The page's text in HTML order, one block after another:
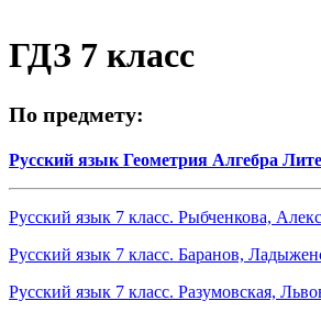
ГДЗ 7 класс
По предмету:
Русский язык Геометрия Алгебра
Русский язык 7 класс. Рыбченкова,
Русский язык 7 класс. Баранов,
Русский язык 7 класс. Разумовская,